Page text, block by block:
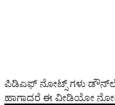
ಪಿಡಿಎಫ್ ನೋಟ್ಸ್ ಗಳು
ಹಾಗಾದರೆ ಈ ವೀಡಿಯೋ